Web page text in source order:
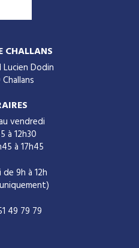
CHALLANS
Lucien Dodin
vendredi
à 12h30
à 17h45
9h à 12h
49 79 79